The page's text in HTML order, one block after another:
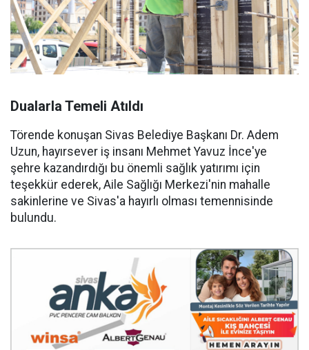
Dualarla Temeli Atıldı
Törende konuşan Sivas Belediye Başkanı Dr. Adem
Uzun, hayırsever iş insanı Mehmet Yavuz İnce'ye
şehre kazandırdığı bu önemli sağlık yatırımı için
teşekkür ederek, Aile Sağlığı Merkezi'nin mahalle
sakinlerine ve Sivas'a hayırlı olması temennisinde
bulundu.